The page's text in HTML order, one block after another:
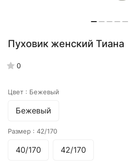
Пуховик женский Тиана
0
Цвет : Бежевый
Бежевый
Размер : 42/170
40/170 42/170